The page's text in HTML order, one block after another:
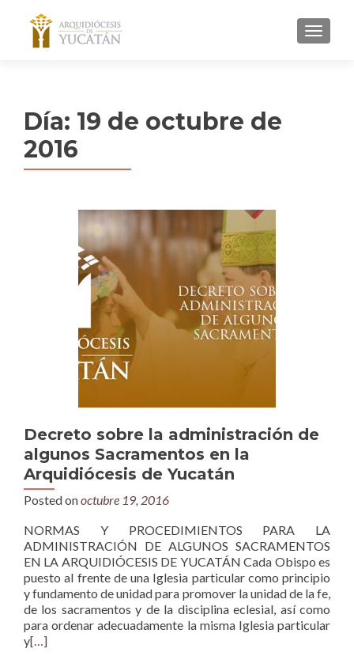
MENU
Día: 19 de octubre de
2016
Decreto sobre la administración de
algunos Sacramentos en la
Arquidiócesis de Yucatán
Posted onoctubre 19, 2016
NORMAS Y PROCEDIMIENTOS PARA LA
ADMINISTRACIÓN DE ALGUNOS SACRAMENTOS
EN LA ARQUIDIÓCESIS DE YUCATÁN Cada Obispo es
puesto al frente de una Iglesia particular como principio
y fundamento de unidad para promover la unidad de la fe,
de los sacramentos y de la disciplina eclesial, así como
para ordenar adecuadamente la misma Iglesia particular
y[…]